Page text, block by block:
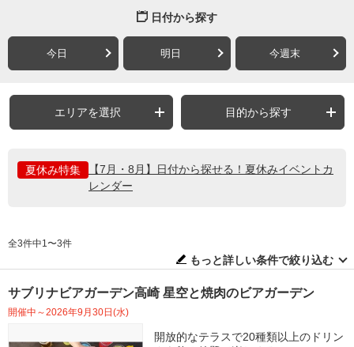
日付から探す
今日 明日 今週末
エリアを選択 目的から探す
夏休み特集
【7月・8月】日付から探せる！夏休みイベントカ
レンダー
全3件中1〜3件
もっと詳しい条件で絞り込む
サブリナビアガーデン高崎 星空と焼肉のビアガーデン
開催中～2026年9月30日(水)
開放的なテラスで20種類以上のドリン